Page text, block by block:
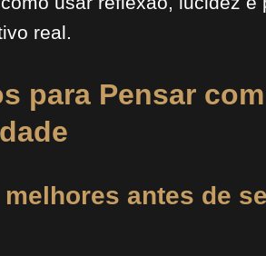
real.
para Pensar
antes de